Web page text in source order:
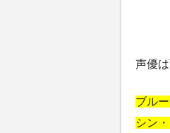
声優
ブル
シン